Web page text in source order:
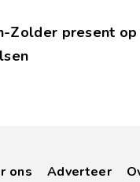
Zolder present op
ons Adverteer